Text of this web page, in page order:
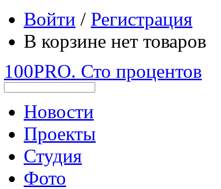
Войти / Регистрация
В корзине нет товаров
100PRO. Сто процентов
Новости
Проекты
Студия
Фото